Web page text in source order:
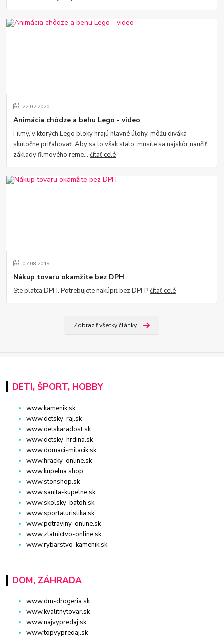
22.07.2020
Animácia chôdze a behu Lego - video
Filmy, v ktorých Lego bloky hrajú hlavné úlohy, môžu diváka
skutočne priťahovať. Aby sa to však stalo, musíte sa najskôr naučiť
základy filmového reme...čítať celé
07.08.2019
Nákup tovaru okamžite bez DPH
Ste platca DPH. Potrebujete nakúpiť bez DPH?čítať celé
Zobraziť všetky články
DETI, ŠPORT, HOBBY
www.kamenik.sk
www.detsky-raj.sk
www.detskaradost.sk
www.detsky-hrdina.sk
www.domaci-milacik.sk
www.hracky-online.sk
www.kupelna.shop
www.stonshop.sk
www.sanita-kupelne.sk
www.skolsky-batoh.sk
www.sportaturistika.sk
www.potraviny-online.sk
www.zlatnictvo-online.sk
www.rybarstvo-kamenik.sk
DOM, ZÁHRADA
www.dm-drogeria.sk
www.kvalitnytovar.sk
www.najvypredaj.sk
www.topvypredaj.sk